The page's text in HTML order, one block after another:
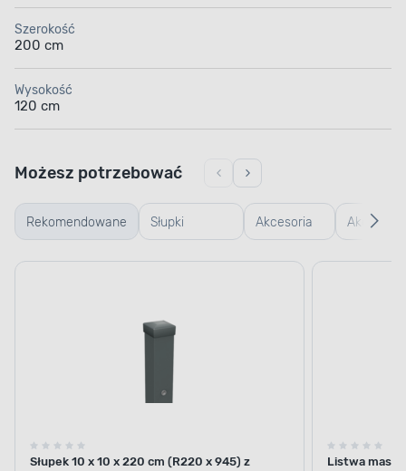
Szerokość
200 cm
Wysokość
120 cm
Rekomendowane Słupki
ogrodzeniowe
Akcesoria
montażowe
Akcesoria
betonowe
Możesz potrzebować
Słupek 10 x 10 x 220 cm (R220 x 945) z
Listwa